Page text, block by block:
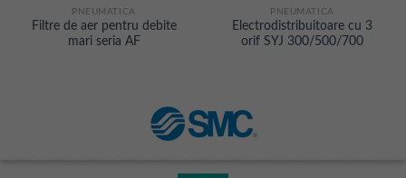
PNEUMATICA
Filtre de aer pentru debite
mari seria AF
PNEUMATICA
Electrodistribuitoare cu 3
orif SYJ 300/500/700